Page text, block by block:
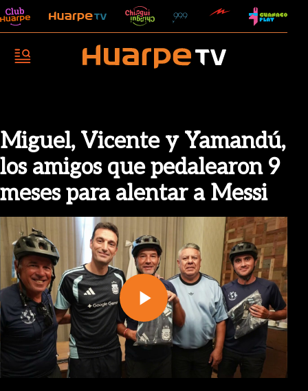
Miguel, Vicente y Yamandú,
los amigos que pedalearon 9
meses para alentar a Messi
Play